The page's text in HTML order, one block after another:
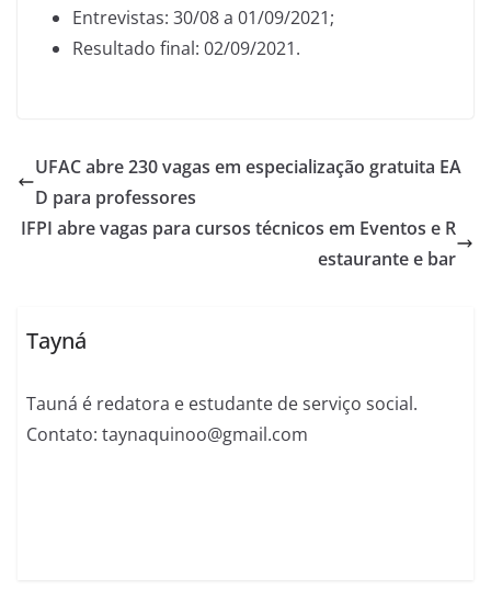
Entrevistas: 30/08 a 01/09/2021;
Resultado final: 02/09/2021.
UFAC abre 230 vagas em especialização gratuita EA
D para professores
IFPI abre vagas para cursos técnicos em Eventos e R
estaurante e bar
Tayná
Tauná é redatora e estudante de serviço social.
Contato: taynaquinoo@gmail.com